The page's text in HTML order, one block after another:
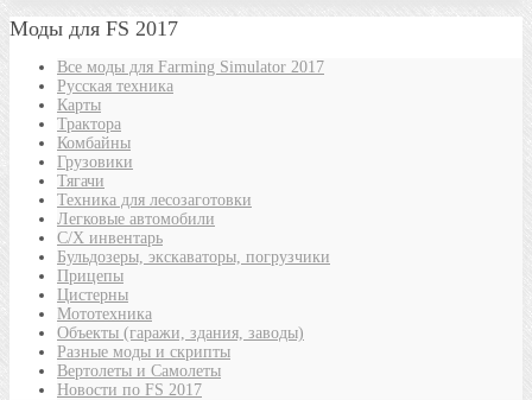
Моды для FS 2017
Все моды для Farming Simulator 2017
Русская техника
Карты
Трактора
Комбайны
Грузовики
Тягачи
Техника для лесозаготовки
Легковые автомобили
С/Х инвентарь
Бульдозеры, экскаваторы, погрузчики
Прицепы
Цистерны
Мототехника
Объекты (гаражи, здания, заводы)
Разные моды и скрипты
Вертолеты и Самолеты
Новости по FS 2017